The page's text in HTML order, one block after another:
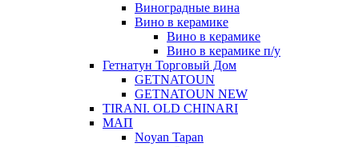
Виноградные вина
Вино в керамике
Вино в керамике
Вино в керамике п/у
Гетнатун Торговый Дом
GETNATOUN
GETNATOUN NEW
TIRANI. OLD CHINARI
МАП
Noyan Tapan